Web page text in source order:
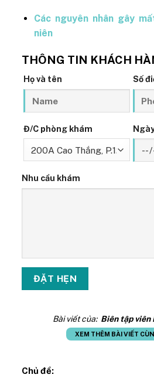
Các nguyên nhân gây
niên
THÔNG TIN KHÁCH
Họ và tên Số
Đ/C phòng khám
Nhu cầu khám
Bài viết của: Biên tập
XEM THÊM BÀI VIẾT
Chủ đề: